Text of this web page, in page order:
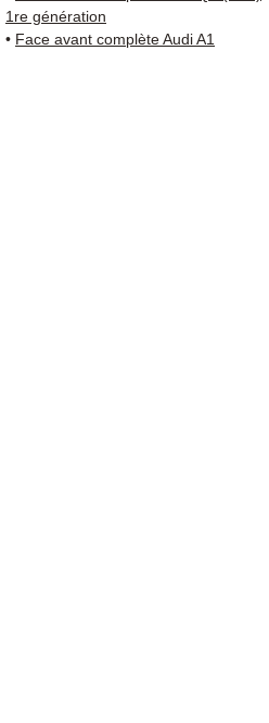
1re génération
• Face avant complète Audi A1